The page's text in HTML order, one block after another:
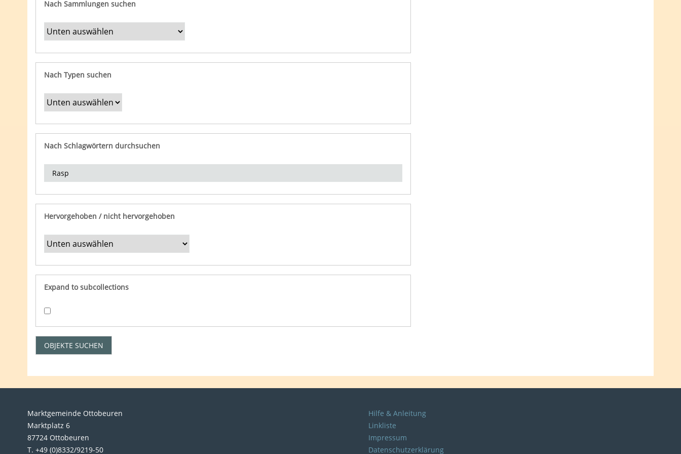
Nach Sammlungen suchen
Nach Typen suchen
Nach Schlagwörtern durchsuchen
Hervorgehoben / nicht hervorgehoben
Expand to subcollections
Marktgemeinde Ottobeuren
Marktplatz 6
87724 Ottobeuren
T. +49 (0)8332/9219-50
Hilfe & Anleitung
Linkliste
Impressum
Datenschutzerklärung